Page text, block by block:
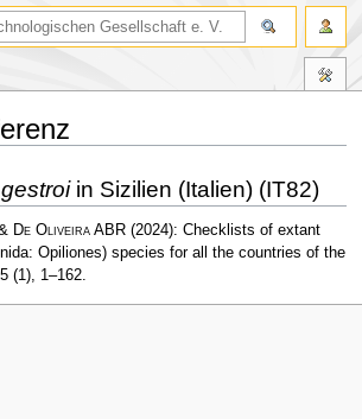
in Sizilien (Italien) (IT82)
De Oliveira ABR (2024): Checklists of extant
Opiliones) species for all the countries of the
(1), 1–162.